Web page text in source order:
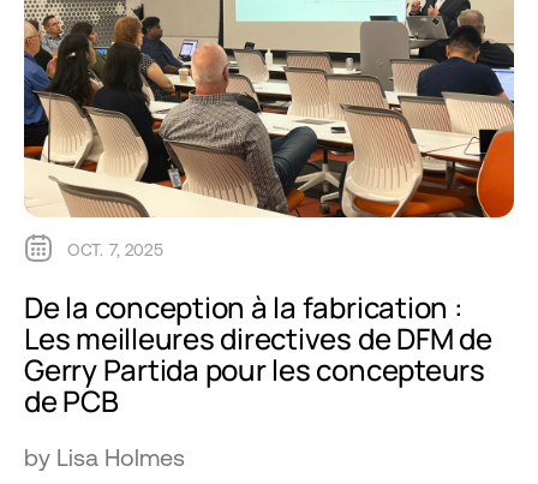
OCT. 7, 2025
De la conception à la fabrication :
Les meilleures directives de DFM de
Gerry Partida pour les concepteurs
de PCB
by Lisa Holmes